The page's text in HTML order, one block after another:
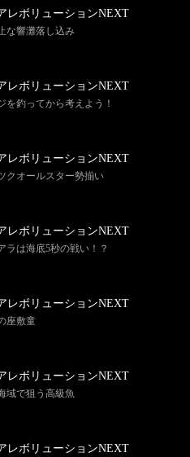
レボリューションNEXT
な響灘落し込み
レボリューションNEXT
を釣ってから考えよう！
レボリューションNEXT
クオールスター勢揃い
レボリューションNEXT
ラは海底5秒の戦い！？
レボリューションNEXT
座敷童
レボリューションNEXT
域で狙う高級魚
レボリューションNEXT